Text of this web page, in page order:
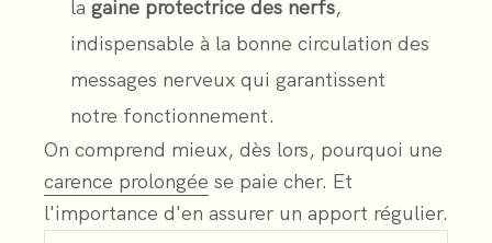
la gaine protectrice des nerfs,
indispensable à la bonne circulation des
messages nerveux qui garantissent
notre fonctionnement.
On comprend mieux, dès lors, pourquoi une
carence prolongée se paie cher. Et
l'importance d'en assurer un apport régulier.